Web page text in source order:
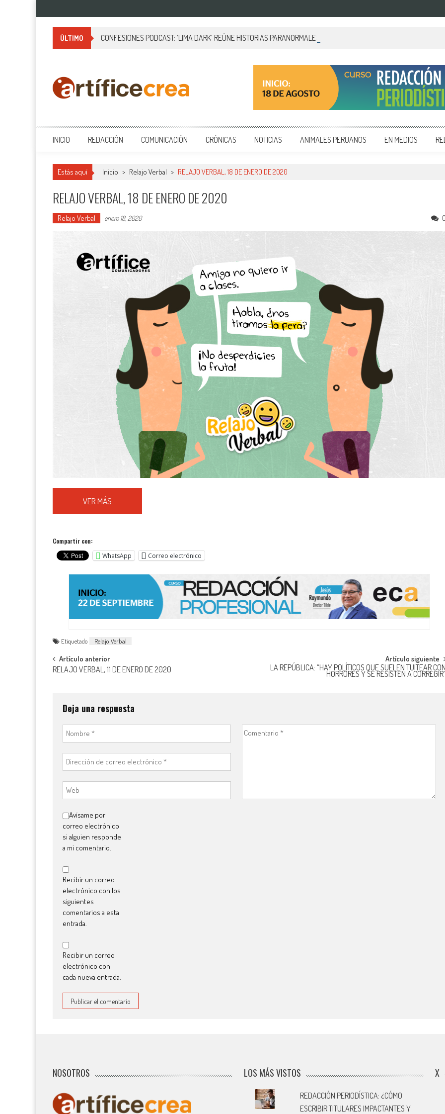
al
contenido
ÚLTIMO CONFESIONES PODCAST: ‘LIMA DARK’ REÚNE HISTORIAS PARANORMALES DE PALACIO DE GOBIERNO
Blog de Artífice Comunicadores, elaboramos contenidos periodísticos y editoriales en diversos formatos, capacitamos en temas de comunicación y educación.
INICIO REDACCIÓN COMUNICACIÓN CRÓNICAS NOTICIAS ANIMALES PERUANOS EN MEDIOS
Estás aquí Inicio > Relajo Verbal > RELAJO VERBAL, 18 DE ENERO DE 2020
RELAJO VERBAL, 18 DE ENERO DE 2020
Relajo Verbal enero 18, 2020
VER MÁS
Compartir con:
WhatsApp
Correo electrónico
Etiquetado Relajo Verbal
Navegación
entradas
Artículo anterior
RELAJO VERBAL, 11 DE ENERO DE 2020
Artículo siguiente
LA REPÚBLICA: “HAY POLÍTICOS QUE SUELEN TUITEAR
HORRORES Y SE RESISTEN A
Deja una respuesta
Avísame por
correo electrónico
si alguien responde
a mi comentario.
Recibir un correo
electrónico con los
siguientes
comentarios a esta
entrada.
Recibir un correo
electrónico con
cada nueva entrada.
NOSOTROS LOS MÁS VISTOS
REDACCIÓN PERIODÍSTICA: ¿CÓMO
ESCRIBIR TITULARES IMPACTANTES Y
X